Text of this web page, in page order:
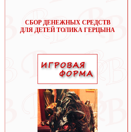
СБОР ДЕНЕЖНЫХ СРЕДСТВ
ДЛЯ ДЕТЕЙ ТОЛИКА ГЕРЦЫНА